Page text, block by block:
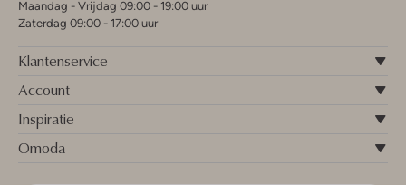
Maandag - Vrijdag 09:00 - 19:00 uur
Zaterdag 09:00 - 17:00 uur
Klantenservice
Account
Inspiratie
Omoda